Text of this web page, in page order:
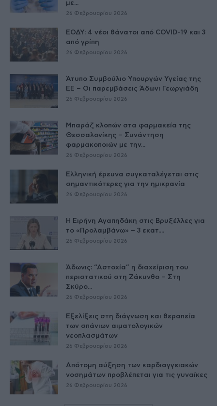
με...
26 Φεβρουαρίου 2026
ΕΟΔΥ: 4 νέοι θάνατοι από COVID-19 και 3
από γρίπη
26 Φεβρουαρίου 2026
Άτυπο Συμβούλιο Υπουργών Υγείας της
ΕE – Οι παρεμβάσεις Άδωνι Γεωργιάδη
26 Φεβρουαρίου 2026
Μπαράζ κλοπών στα φαρμακεία της
Θεσσαλονίκης – Συνάντηση
φαρμακοποιών με την...
26 Φεβρουαρίου 2026
Ελληνική έρευνα συγκαταλέγεται στις
σημαντικότερες για την ημικρανία
26 Φεβρουαρίου 2026
Η Ειρήνη Αγαπηδάκη στις Βρυξέλλες για
το «Προλαμβάνω» – 3 εκατ....
26 Φεβρουαρίου 2026
Άδωνις: “Αστοχία” η διαχείριση του
περιστατικού στη Ζάκυνθο – Στη
Σκύρο...
26 Φεβρουαρίου 2026
Εξελίξεις στη διάγνωση και θεραπεία
των σπάνιων αιματολογικών
νεοπλασμάτων
26 Φεβρουαρίου 2026
Απότομη αύξηση των καρδιαγγειακών
νοσημάτων προβλέπεται για τις γυναίκες
26 Φεβρουαρίου 2026